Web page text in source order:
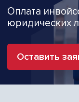
Оплата
юридических
Оставить